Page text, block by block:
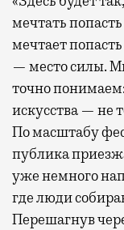
мечтать
мечтает
— место силы.
точно
искусства — не
По масштабу
публика
уже немного
где люди
Перешагнув